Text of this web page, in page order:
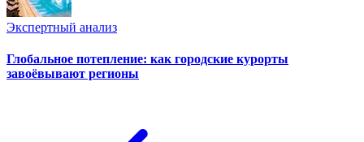
Экспертный анализ
Глобальное потепление: как городские курорты
завоёвывают регионы